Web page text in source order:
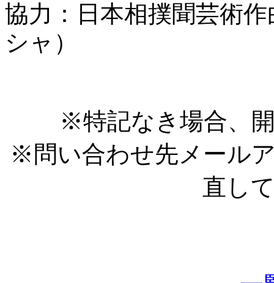
協力：日本相撲聞芸術
シャ）
※特記なき場合、
※問い合わせ先メール
直し